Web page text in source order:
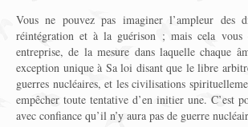
Vous ne pouvez pas imaginer l’ampleur des
réintégration et à la guérison ; mais cela vous
entreprise, de la mesure dans laquelle chaque
exception unique à Sa loi disant que le libre
guerres nucléaires, et les civilisations
empêcher toute tentative d’en initier une. C’est
avec confiance qu’il n’y aura pas de guerre